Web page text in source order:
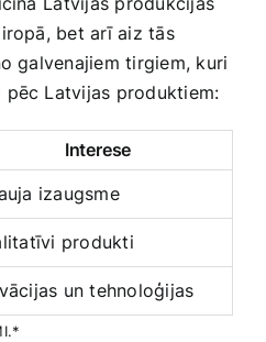
bet arī aiz tās
galvenajiem tirgiem, kuri
pēc Latvijas produktiem:
Interese
izaugsme
produkti
un tehnoloģijas